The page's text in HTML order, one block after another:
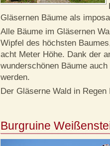
Gläsernen Bäume als
Alle Bäume im Gläsernen
Wipfel des höchsten
acht Meter Höhe. Dank der
wunderschönen Bäume
werden.
Der Gläserne Wald in
Burgruine